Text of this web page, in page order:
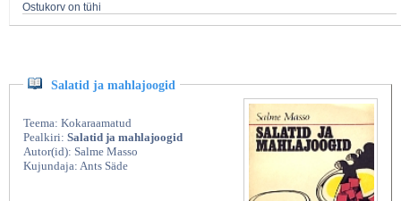
Ostukorv on tühi
Salatid ja mahlajoogid
Teema: Kokaraamatud
Pealkiri: Salatid ja mahlajoogid
Autor(id): Salme Masso
Kujundaja: Ants Säde